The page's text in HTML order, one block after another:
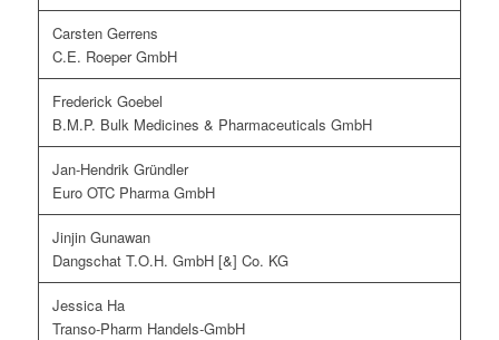
Carsten Gerrens
C.E. Roeper GmbH
Frederick Goebel
B.M.P. Bulk Medicines & Pharmaceuticals GmbH
Jan-Hendrik Gründler
Euro OTC Pharma GmbH
Jinjin Gunawan
Dangschat T.O.H. GmbH [&] Co. KG
Jessica Ha
Transo-Pharm Handels-GmbH